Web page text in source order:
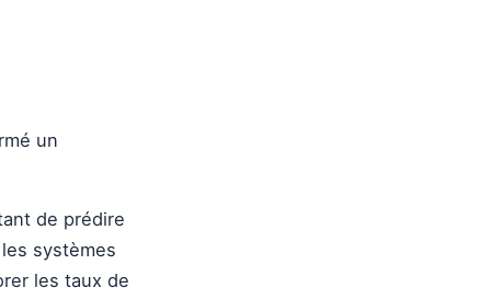
un
de prédire
systèmes
les taux de